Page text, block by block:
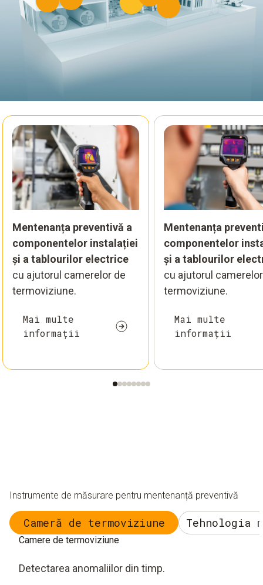
Mentenanța preventivă a
componentelor instalației
și a tablourilor electrice
cu ajutorul camerelor de
termoviziune.
Mai multe
informații
Mentenanța
componentelor
și a tablourilor
cu ajutorul
termoviziune.
Mai multe
informații
Instrumente de măsurare pentru mentenanță preventivă
Cameră de termoviziune Tehnologia
Camere de termoviziune
Detectarea anomaliilor din timp.